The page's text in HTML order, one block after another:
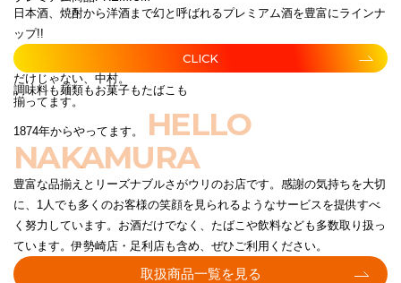
日本酒、焼酎から洋酒まで幻と呼ばれるプレミアム酒を豊富にラインナ
ップ!!
CLICK
だけじゃない、中村。
調味料も麺類もお菓子もたばこも
揃ってます。
1874年からやってます。
HELLO
NAKAMURA
豊富な品揃えとリーズナブルさがウリのお店です。感謝の気持ちを大切
に、1人でも多くのお客様の笑顔を見られるようなサービスを提供すべ
く努力しています。お酒だけでなく、たばこや飲料なども多数取り扱っ
ています。伊勢崎店・足利店も含め、ぜひご利用ください。
取扱商品一覧を見る